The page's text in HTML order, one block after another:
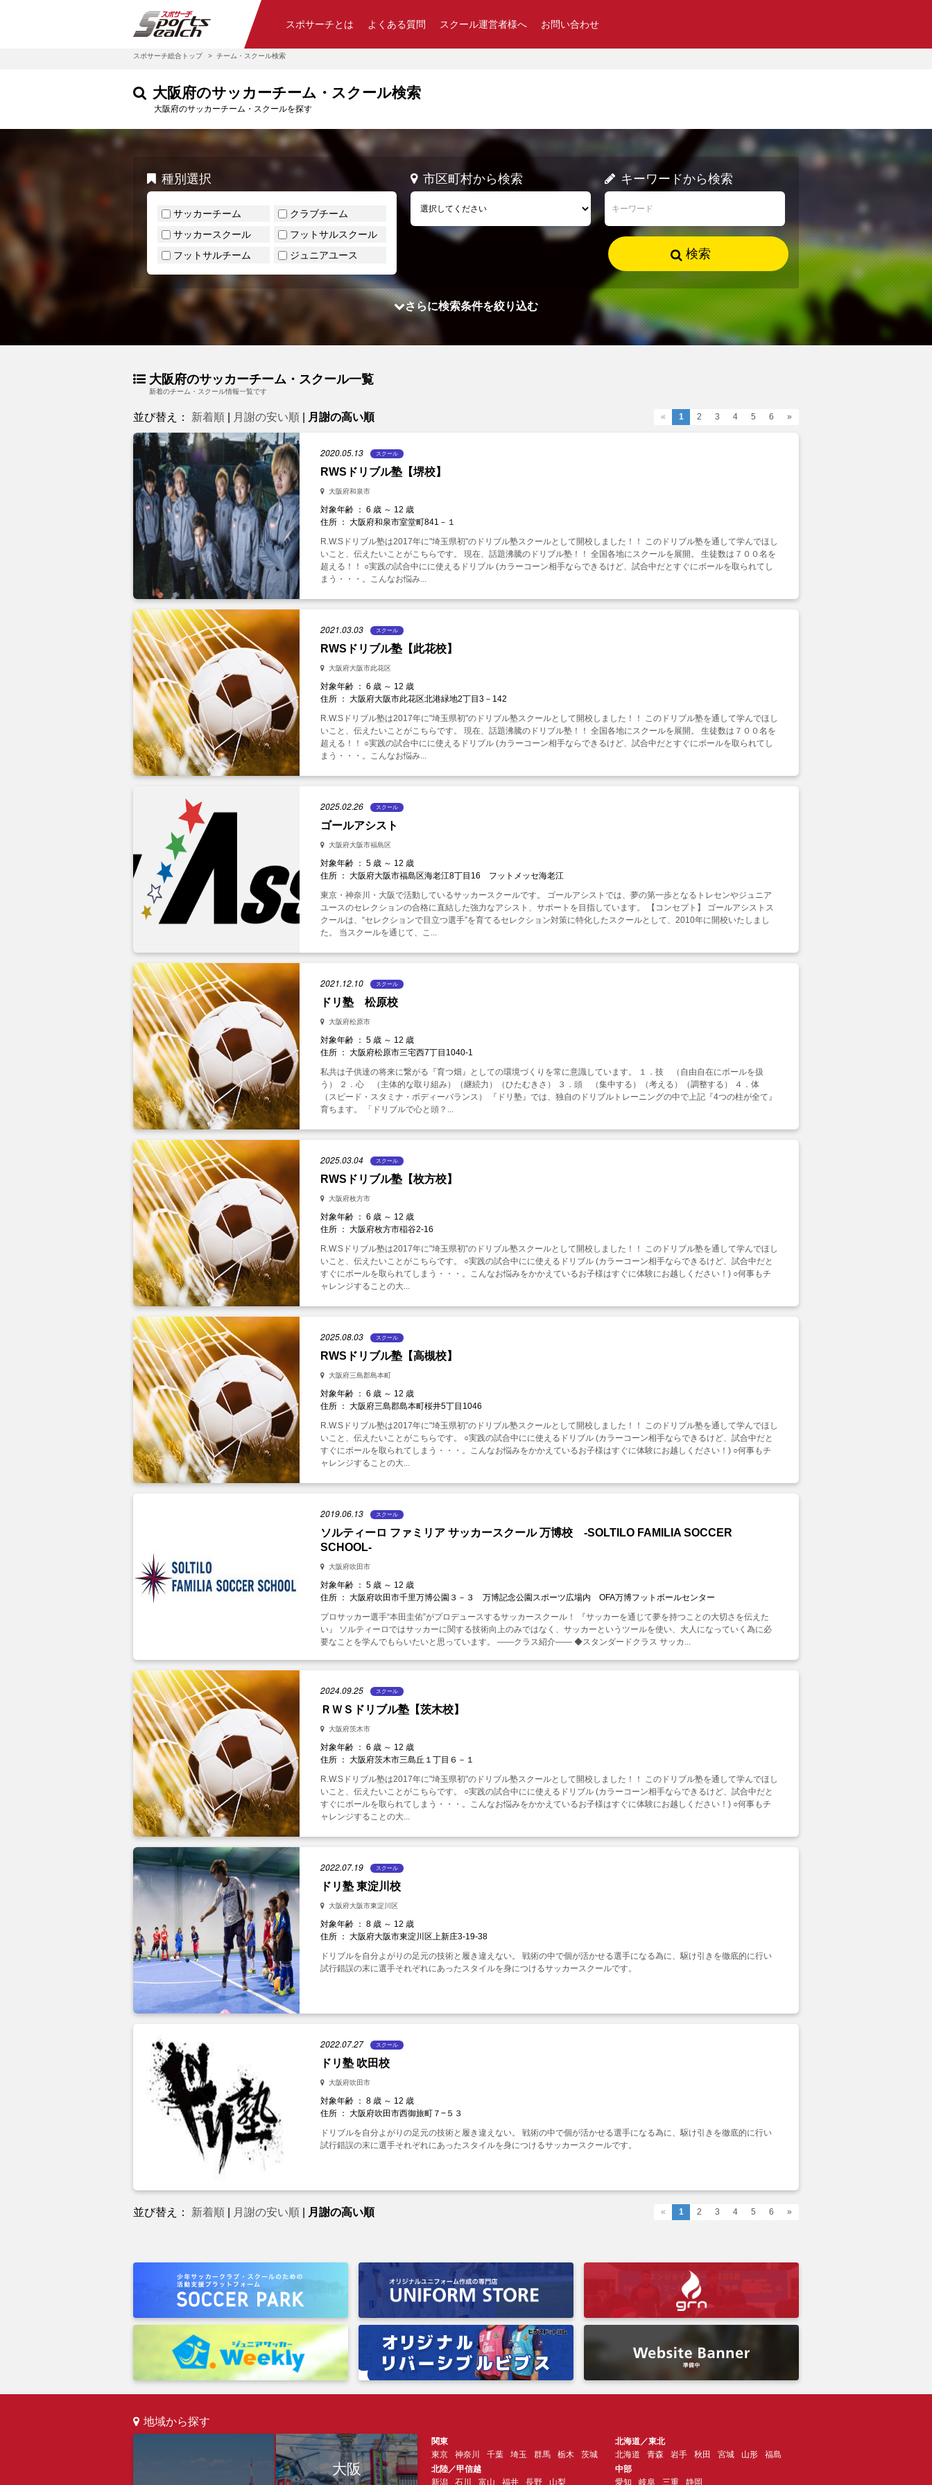
スポサーチとは よくある質問 スクール運営者様へ お問い合わせ
スポサーチ総合トップ チーム・スクール検索
大阪府のサッカーチーム・スクール検索
大阪府のサッカーチーム・スクールを探す
種別選択
サッカーチーム
クラブチーム
サッカースクール
フットサルスクール
フットサルチーム
ジュニアユース
市区町村から検索 キーワードから検索
さらに検索条件を絞り込む
大阪府のサッカーチーム・スクール一覧
新着のチーム・スクール情報一覧です
« 1 2 3 4 5 6 »
並び替え： 新着順 月謝の安い順 月謝の高い順
2020.05.13 スクール
RWSドリブル塾【堺校】
大阪府和泉市
対象年齢 ： 6 歳 ～ 12 歳
住所 ： 大阪府和泉市室堂町841－１
R.W.Sドリブル塾は2017年に"埼玉県初"のドリブル塾スクールとして開校しました！！ このドリブル塾を通して学んでほし
いこと、伝えたいことがこちらです。 現在、話題沸騰のドリブル塾！！ 全国各地にスクールを展開。 生徒数は７００名を
超える！！ ○実践の試合中にに使えるドリブル (カラーコーン相手ならできるけど、試合中だとすぐにボールを取られてし
まう・・・。こんなお悩み...
2021.03.03 スクール
RWSドリブル塾【此花校】
大阪府大阪市此花区
対象年齢 ： 6 歳 ～ 12 歳
住所 ： 大阪府大阪市此花区北港緑地2丁目3－142
R.W.Sドリブル塾は2017年に"埼玉県初"のドリブル塾スクールとして開校しました！！ このドリブル塾を通して学んでほし
いこと、伝えたいことがこちらです。 現在、話題沸騰のドリブル塾！！ 全国各地にスクールを展開。 生徒数は７００名を
超える！！ ○実践の試合中にに使えるドリブル (カラーコーン相手ならできるけど、試合中だとすぐにボールを取られてし
まう・・・。こんなお悩み...
2025.02.26 スクール
ゴールアシスト
大阪府大阪市福島区
対象年齢 ： 5 歳 ～ 12 歳
住所 ： 大阪府大阪市福島区海老江8丁目16 フットメッセ海老江
東京・神奈川・大阪で活動しているサッカースクールです。 ゴールアシストでは、夢の第一歩となるトレセンやジュニア
ユースのセレクションの合格に直結した強力なアシスト、サポートを目指しています。 【コンセプト】 ゴールアシストス
クールは、“セレクションで目立つ選手”を育てるセレクション対策に特化したスクールとして、2010年に開校いたしまし
た。 当スクールを通じて、こ...
2021.12.10 スクール
ドリ塾 松原校
大阪府松原市
対象年齢 ： 5 歳 ～ 12 歳
住所 ： 大阪府松原市三宅西7丁目1040-1
私共は子供達の将来に繋がる『育つ畑』としての環境づくりを常に意識しています。 １．技 （自由自在にボールを扱
う） ２．心 （主体的な取り組み）（継続力）（ひたむきさ） ３．頭 （集中する）（考える）（調整する） ４．体
（スピード・スタミナ・ボディーバランス） 『ドリ塾』では、独自のドリブルトレーニングの中で上記『4つの柱が全て』
育ちます。 「ドリブルで心と頭？...
2025.03.04 スクール
RWSドリブル塾【枚方校】
大阪府枚方市
対象年齢 ： 6 歳 ～ 12 歳
住所 ： 大阪府枚方市稲谷2‐16
R.W.Sドリブル塾は2017年に"埼玉県初"のドリブル塾スクールとして開校しました！！ このドリブル塾を通して学んでほし
いこと、伝えたいことがこちらです。 ○実践の試合中にに使えるドリブル (カラーコーン相手ならできるけど、試合中だと
すぐにボールを取られてしまう・・・。こんなお悩みをかかえているお子様はすぐに体験にお越しください！) ○何事もチ
ャレンジすることの大...
2025.08.03 スクール
RWSドリブル塾【高槻校】
大阪府三島郡島本町
対象年齢 ： 6 歳 ～ 12 歳
住所 ： 大阪府三島郡島本町桜井5丁目1046
R.W.Sドリブル塾は2017年に"埼玉県初"のドリブル塾スクールとして開校しました！！ このドリブル塾を通して学んでほし
いこと、伝えたいことがこちらです。 ○実践の試合中にに使えるドリブル (カラーコーン相手ならできるけど、試合中だと
すぐにボールを取られてしまう・・・。こんなお悩みをかかえているお子様はすぐに体験にお越しください！) ○何事もチ
ャレンジすることの大...
2019.06.13 スクール
ソルティーロ ファミリア サッカースクール 万博校 -SOLTILO FAMILIA SOCCER
SCHOOL-
大阪府吹田市
対象年齢 ： 5 歳 ～ 12 歳
住所 ： 大阪府吹田市千里万博公園３－３ 万博記念公園スポーツ広場内 OFA万博フットボールセンター
プロサッカー選手“本田圭佑”がプロデュースするサッカースクール！ 『サッカーを通じて夢を持つことの大切さを伝えた
い』 ソルティーロではサッカーに関する技術向上のみではなく、サッカーというツールを使い、大人になっていく為に必
要なことを学んでもらいたいと思っています。 ——クラス紹介—— ◆スタンダードクラス サッカ...
2024.09.25 スクール
ＲＷＳドリブル塾【茨木校】
大阪府茨木市
対象年齢 ： 6 歳 ～ 12 歳
住所 ： 大阪府茨木市三島丘１丁目６－１
R.W.Sドリブル塾は2017年に"埼玉県初"のドリブル塾スクールとして開校しました！！ このドリブル塾を通して学んでほし
いこと、伝えたいことがこちらです。 ○実践の試合中にに使えるドリブル (カラーコーン相手ならできるけど、試合中だと
すぐにボールを取られてしまう・・・。こんなお悩みをかかえているお子様はすぐに体験にお越しください！) ○何事もチ
ャレンジすることの大...
2022.07.19 スクール
ドリ塾 東淀川校
大阪府大阪市東淀川区
対象年齢 ： 8 歳 ～ 12 歳
住所 ： 大阪府大阪市東淀川区上新庄3-19-38
ドリブルを自分よがりの足元の技術と履き違えない。 戦術の中で個が活かせる選手になる為に、駆け引きを徹底的に行い
試行錯誤の末に選手それぞれにあったスタイルを身につけるサッカースクールです。
2022.07.27 スクール
ドリ塾 吹田校
大阪府吹田市
対象年齢 ： 8 歳 ～ 12 歳
住所 ： 大阪府吹田市西御旅町７−５３
ドリブルを自分よがりの足元の技術と履き違えない。 戦術の中で個が活かせる選手になる為に、駆け引きを徹底的に行い
試行錯誤の末に選手それぞれにあったスタイルを身につけるサッカースクールです。
« 1 2 3 4 5 6 »
並び替え： 新着順 月謝の安い順 月謝の高い順
地域から探す
大阪
関東
東京
神奈川 千葉 埼玉 群馬 栃木 茨城
北海道／東北
北海道
青森 岩手 秋田 宮城 山形
福島
北陸／甲信越
新潟
石川 富山 福井 長野 山梨
中部
愛知
岐阜 三重 静岡